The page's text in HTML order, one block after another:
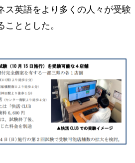
ス英語をより多くの人々が受験
ととした。